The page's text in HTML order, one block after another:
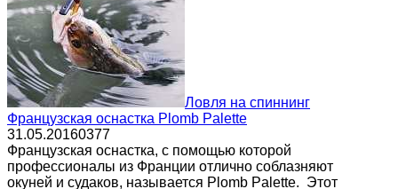
Ловля на спиннинг
Французская оснастка Plomb Palette
31.05.20160377
Французская оснастка, с помощью которой
профессионалы из Франции отлично соблазняют
окуней и судаков, называется Plomb Palette. Этот